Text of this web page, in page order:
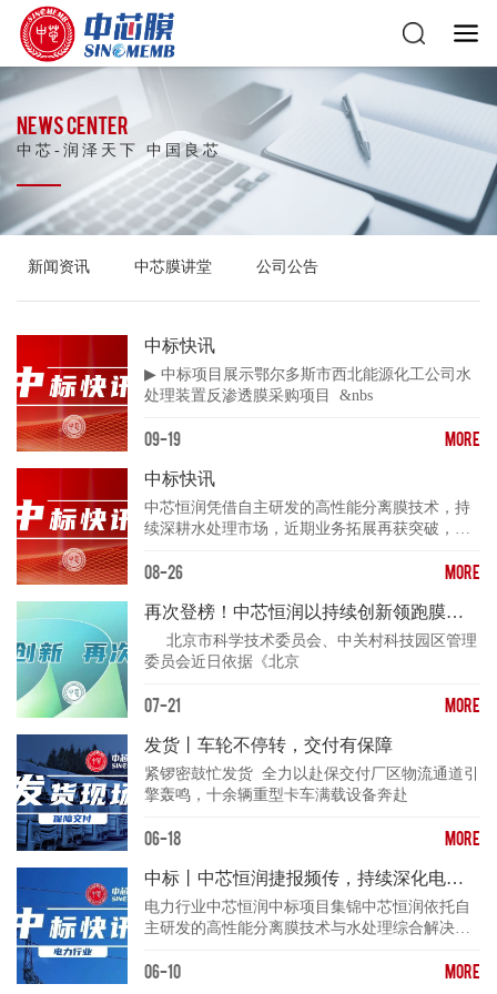
NEWS CENTER
中芯-润泽天下 中国良芯
新闻资讯 中芯膜讲堂 公司公告
中标快讯
▶ 中标项目展示鄂尔多斯市西北能源化工公司水
处理装置反渗透膜采购项目 &nbs
09-19 MORE
中标快讯
中芯恒润凭借自主研发的高性能分离膜技术，持
续深耕水处理市场，近期业务拓展再获突破，连
08-26 MORE
再次登榜！中芯恒润以持续创新领跑膜技术赛道
北京市科学技术委员会、中关村科技园区管理
委员会近日依据《北京
07-21 MORE
发货丨车轮不停转，交付有保障
紧锣密鼓忙发货 全力以赴保交付厂区物流通道引
擎轰鸣，十余辆重型卡车满载设备奔赴
06-18 MORE
中标丨中芯恒润捷报频传，持续深化电力水处理市场
电力行业中芯恒润中标项目集锦中芯恒润依托自
主研发的高性能分离膜技术与水处理综合解决方
06-10 MORE